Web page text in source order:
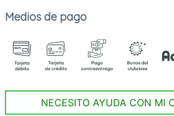
Medios de pago
NECESITO AYUDA CON MI